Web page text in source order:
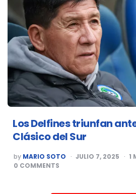
Los Delfines triunfan
Clásico del Sur
POSTED
BY
by MARIO SOTO JULIO 7, 2025 1
0 COMMENTS